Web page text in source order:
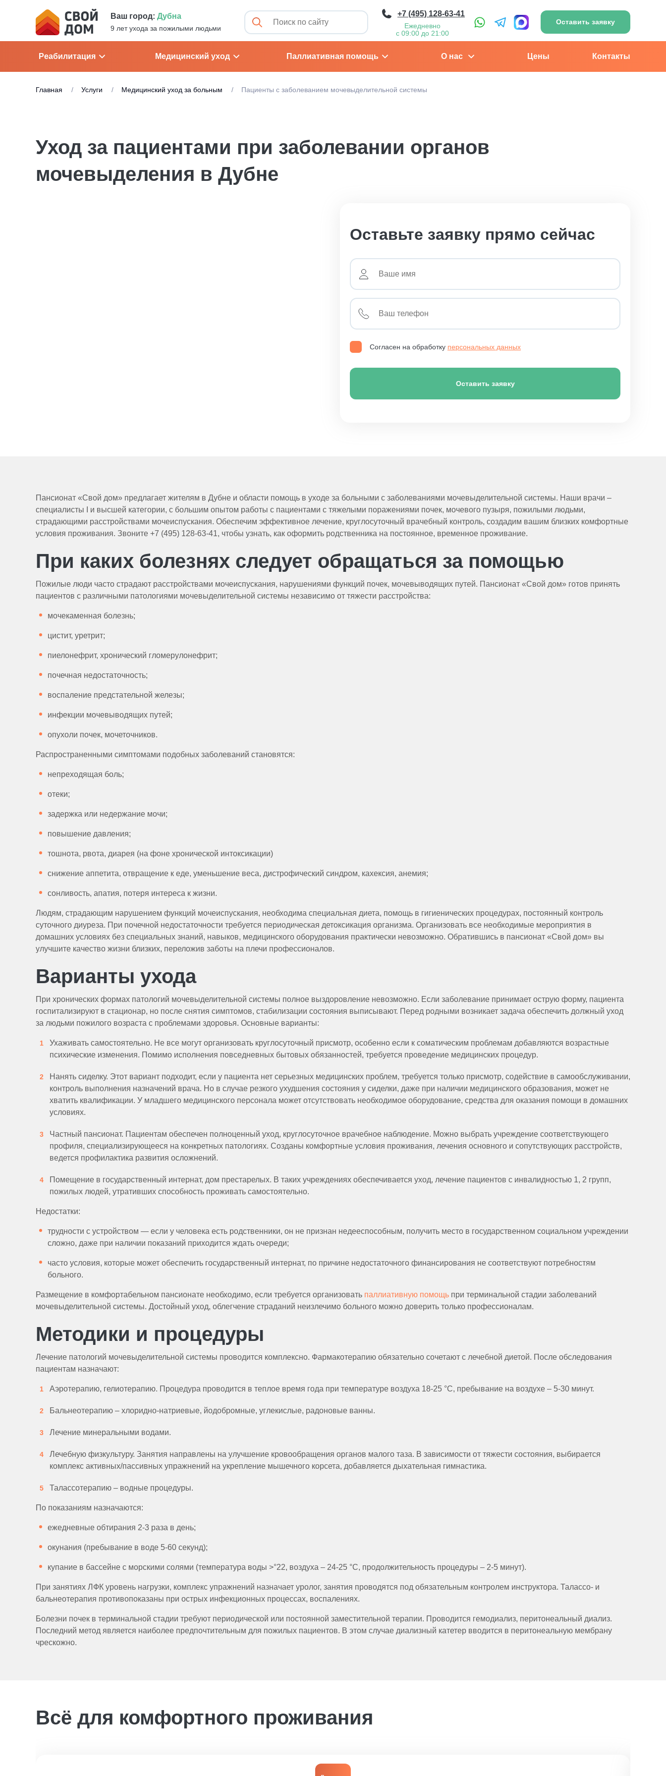
Ваш город: Дубна
9 лет ухода за пожилыми людьми
+7 (495) 128-63-41
Ежедневно
с 09:00 до 21:00
Оставить заявку
Реабилитация Медицинский уход Паллиативная помощь О нас Цены Контакты
Главная Услуги Медицинский уход за больным Пациенты с заболеванием мочевыделительной системы
Уход за пациентами при заболевании органов
мочевыделения в Дубне
Оставьте заявку прямо сейчас
Согласен на обработку персональных данных
Оставить заявку
Пансионат «Свой дом» предлагает жителям в Дубне и области помощь в уходе за больными с заболеваниями мочевыделительной системы. Наши врачи –
специалисты I и высшей категории, с большим опытом работы с пациентами с тяжелыми поражениями почек, мочевого пузыря, пожилыми людьми,
страдающими расстройствами мочеиспускания. Обеспечим эффективное лечение, круглосуточный врачебный контроль, создадим вашим близких комфортные
условия проживания. Звоните +7 (495) 128-63-41, чтобы узнать, как оформить родственника на постоянное, временное проживание.
При каких болезнях следует обращаться за помощью
Пожилые люди часто страдают расстройствами мочеиспускания, нарушениями функций почек, мочевыводящих путей. Пансионат «Свой дом» готов принять
пациентов с различными патологиями мочевыделительной системы независимо от тяжести расстройства:
мочекаменная болезнь;
цистит, уретрит;
пиелонефрит, хронический гломерулонефрит;
почечная недостаточность;
воспаление предстательной железы;
инфекции мочевыводящих путей;
опухоли почек, мочеточников.
Распространенными симптомами подобных заболеваний становятся:
непреходящая боль;
отеки;
задержка или недержание мочи;
повышение давления;
тошнота, рвота, диарея (на фоне хронической интоксикации)
снижение аппетита, отвращение к еде, уменьшение веса, дистрофический синдром, кахексия, анемия;
сонливость, апатия, потеря интереса к жизни.
Людям, страдающим нарушением функций мочеиспускания, необходима специальная диета, помощь в гигиенических процедурах, постоянный контроль
суточного диуреза. При почечной недостаточности требуется периодическая детоксикация организма. Организовать все необходимые мероприятия в
домашних условиях без специальных знаний, навыков, медицинского оборудования практически невозможно. Обратившись в пансионат «Свой дом» вы
улучшите качество жизни близких, переложив заботы на плечи профессионалов.
Варианты ухода
При хронических формах патологий мочевыделительной системы полное выздоровление невозможно. Если заболевание принимает острую форму, пациента
госпитализируют в стационар, но после снятия симптомов, стабилизации состояния выписывают. Перед родными возникает задача обеспечить должный уход
за людьми пожилого возраста с проблемами здоровья. Основные варианты:
Ухаживать самостоятельно. Не все могут организовать круглосуточный присмотр, особенно если к соматическим проблемам добавляются возрастные
психические изменения. Помимо исполнения повседневных бытовых обязанностей, требуется проведение медицинских процедур.
Нанять сиделку. Этот вариант подходит, если у пациента нет серьезных медицинских проблем, требуется только присмотр, содействие в самообслуживании,
контроль выполнения назначений врача. Но в случае резкого ухудшения состояния у сиделки, даже при наличии медицинского образования, может не
хватить квалификации. У младшего медицинского персонала может отсутствовать необходимое оборудование, средства для оказания помощи в домашних
условиях.
Частный пансионат. Пациентам обеспечен полноценный уход, круглосуточное врачебное наблюдение. Можно выбрать учреждение соответствующего
профиля, специализирующееся на конкретных патологиях. Созданы комфортные условия проживания, лечения основного и сопутствующих расстройств,
ведется профилактика развития осложнений.
Помещение в государственный интернат, дом престарелых. В таких учреждениях обеспечивается уход, лечение пациентов с инвалидностью 1, 2 групп,
пожилых людей, утративших способность проживать самостоятельно.
Недостатки:
трудности с устройством — если у человека есть родственники, он не признан недееспособным, получить место в государственном социальном учреждении
сложно, даже при наличии показаний приходится ждать очереди;
часто условия, которые может обеспечить государственный интернат, по причине недостаточного финансирования не соответствуют потребностям
больного.
Размещение в комфортабельном пансионате необходимо, если требуется организовать паллиативную помощь при терминальной стадии заболеваний
мочевыделительной системы. Достойный уход, облегчение страданий неизлечимо больного можно доверить только профессионалам.
Методики и процедуры
Лечение патологий мочевыделительной системы проводится комплексно. Фармакотерапию обязательно сочетают с лечебной диетой. После обследования
пациентам назначают:
Аэротерапию, гелиотерапию. Процедура проводится в теплое время года при температуре воздуха 18-25 °C, пребывание на воздухе – 5-30 минут.
Бальнеотерапию – хлоридно-натриевые, йодобромные, углекислые, радоновые ванны.
Лечение минеральными водами.
Лечебную физкультуру. Занятия направлены на улучшение кровообращения органов малого таза. В зависимости от тяжести состояния, выбирается
комплекс активных/пассивных упражнений на укрепление мышечного корсета, добавляется дыхательная гимнастика.
Талассотерапию – водные процедуры.
По показаниям назначаются:
ежедневные обтирания 2-3 раза в день;
окунания (пребывание в воде 5-60 секунд);
купание в бассейне с морскими солями (температура воды >°22, воздуха – 24-25 °С, продолжительность процедуры – 2-5 минут).
При занятиях ЛФК уровень нагрузки, комплекс упражнений назначает уролог, занятия проводятся под обязательным контролем инструктора. Талассо- и
бальнеотерапия противопоказаны при острых инфекционных процессах, воспалениях.
Болезни почек в терминальной стадии требуют периодической или постоянной заместительной терапии. Проводится гемодиализ, перитонеальный диализ.
Последний метод является наиболее предпочтительным для пожилых пациентов. В этом случае диализный катетер вводится в перитонеальную мембрану
чрескожно.
Всё для комфортного проживания